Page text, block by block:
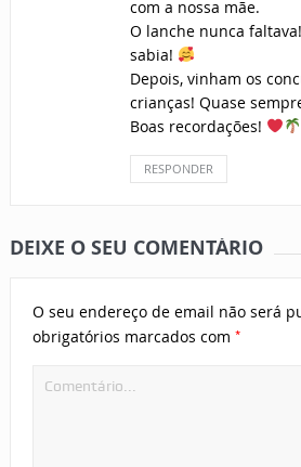
com a nossa mãe.
O lanche nunca
sabia!
Depois, vinham os
crianças! Quase
Boas recordações!
RESPONDER
DEIXE O SEU COMENTÁRIO
O seu endereço de email não será
obrigatórios marcados com *